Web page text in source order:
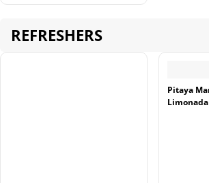
REFRESHERS
Pitaya
Limonada